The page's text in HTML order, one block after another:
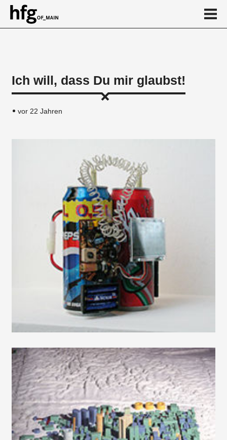
News
Ich will, dass Du mir glaubst!
vor 22 Jahren